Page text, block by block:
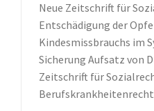
Neue Zeitschrift für
Entschädigung der
Kindesmissbrauchs im
Sicherung Aufsatz von
Zeitschrift für
Berufskrankheitenrecht